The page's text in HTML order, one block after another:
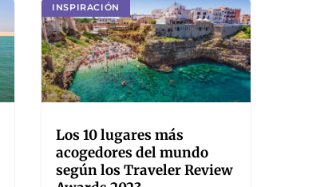
INSPIRACIÓN
Los 10 lugares más
acogedores del mundo
según los Traveler Review